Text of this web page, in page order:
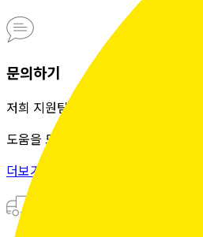
문의하기
저희 지원팀은 정성을 다해
도움을 드립니다.
더보기 >